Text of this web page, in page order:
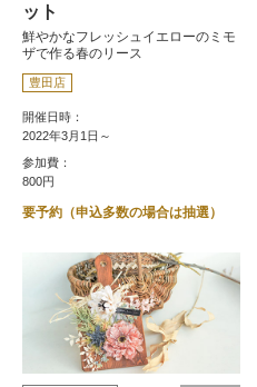
ット
鮮やかなフレッシュイエローのミモ
ザで作る春のリース
豊田店
開催日時：
2022年3月1日～
参加費：
800円
要予約（申込多数の場合は抽選）